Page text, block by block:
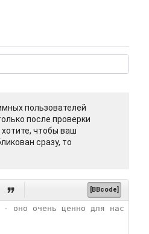
пользователей
после проверки
чтобы ваш
сразу, то
 [BBcode]